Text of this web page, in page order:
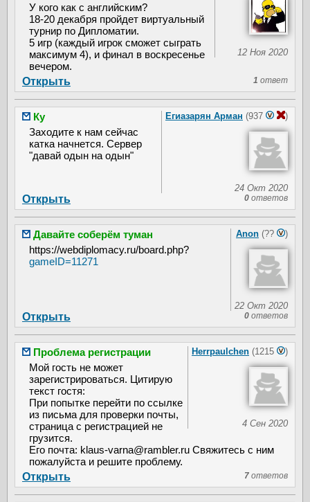
12 Ноя 2020
У кого как с английским?
18-20 декабря пройдет виртуальный
турнир по Дипломатии.
5 игр (каждый игрок сможет сыграть
максимум 4), и финал в воскресенье
вечером.
1 ответ
Открыть
Егиазарян Арман (937 )
24 Окт 2020
Ку
Заходите к нам сейчас
катка начнется. Сервер
"давай одын на одын"
0 ответов
Открыть
Anon (?? )
22 Окт 2020
Давайте соберём туман
https://webdiplomacy.ru/board.php?
gameID=11271
0 ответов
Открыть
Herrpaulchen (1215 )
4 Сен 2020
Проблема регистрации
Мой гость не может
зарегистрироваться. Цитирую
текст гостя:
При попытке перейти по ссылке
из письма для проверки почты,
страница с регистрацией не
грузится.
Его почта: klaus-varna@rambler.ru Свяжитесь с ним
пожалуйста и решите проблему.
7 ответов
Открыть